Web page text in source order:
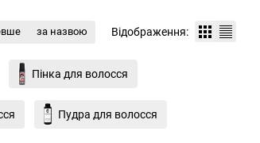
за назвою Відображення:
Пінка для волосся
Пудра для волосся